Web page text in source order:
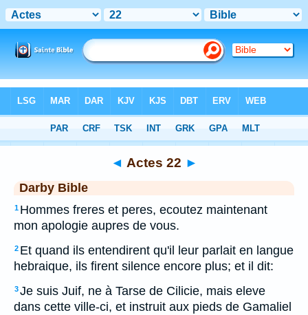
> Actes 22
◄ Actes 22 ►
Darby Bible
1 Hommes freres et peres, ecoutez maintenant
mon apologie aupres de vous.
2 Et quand ils entendirent qu'il leur parlait en langue
hebraique, ils firent silence encore plus; et il dit:
3Je suis Juif, ne à Tarse de Cilicie, mais eleve
dans cette ville-ci, et instruit aux pieds de Gamaliel